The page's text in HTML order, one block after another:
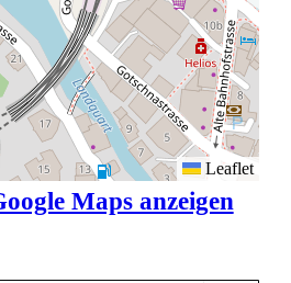
Leaflet
Maps anzeigen